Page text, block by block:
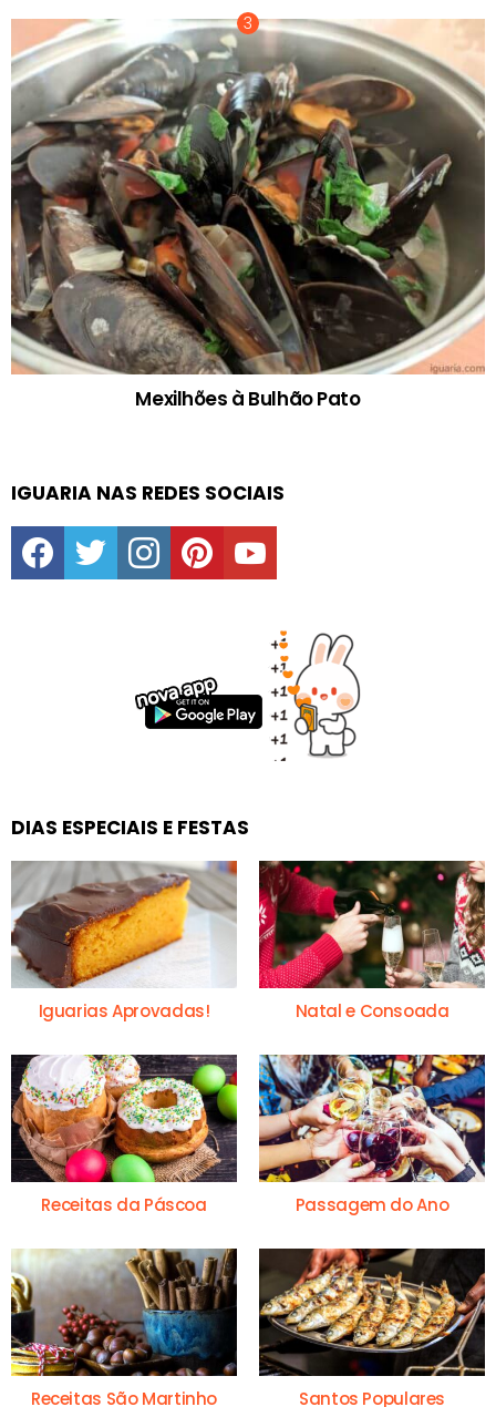
Mexilhões à Bulhão Pato
IGUARIA NAS REDES SOCIAIS
facebooktwitter instagrampinterestyoutube
DIAS ESPECIAIS E FESTAS
Iguarias Aprovadas! Natal e Consoada
Receitas da Páscoa Passagem do Ano
Receitas São Martinho Santos Populares